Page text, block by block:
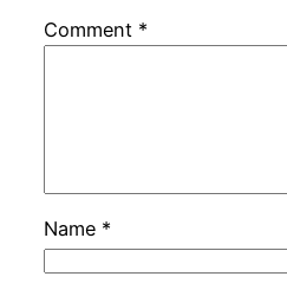
Comment *
Name *